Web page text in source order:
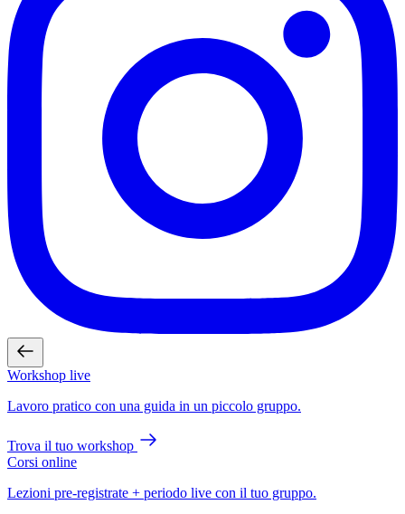
Workshop live
Lavoro pratico con una guida in un piccolo gruppo.
Trova il tuo workshop
Corsi online
Lezioni pre-registrate + periodo live con il tuo gruppo.